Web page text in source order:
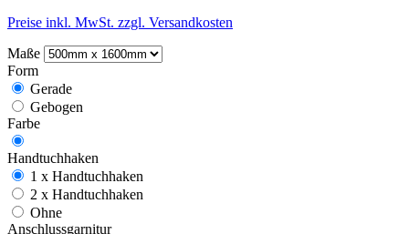
Preise inkl. MwSt. zzgl. Versandkosten
Maße
Form
Gerade
Gebogen
Farbe
Handtuchhaken
1 x Handtuchhaken
2 x Handtuchhaken
Ohne
Anschlussgarnitur